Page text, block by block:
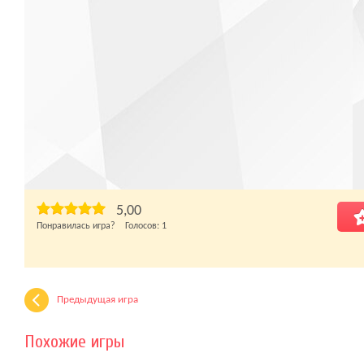
5,00
Понравилась игра? Голосов: 1
Предыдущая игра
Похожие игры